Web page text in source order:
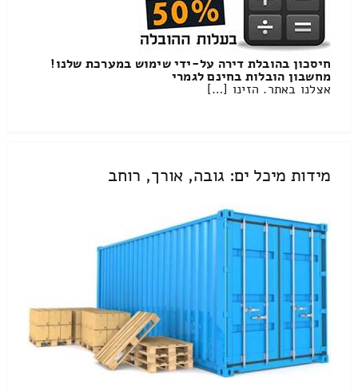
חיסכון בהובלת דירה על-ידי שימוש במערכת שלנו!
מחשבון הובלות בחינם לגמרי
אצלנו באתר. הזינו […]
מידות מיכל ים: גובה, אורך, רוחב